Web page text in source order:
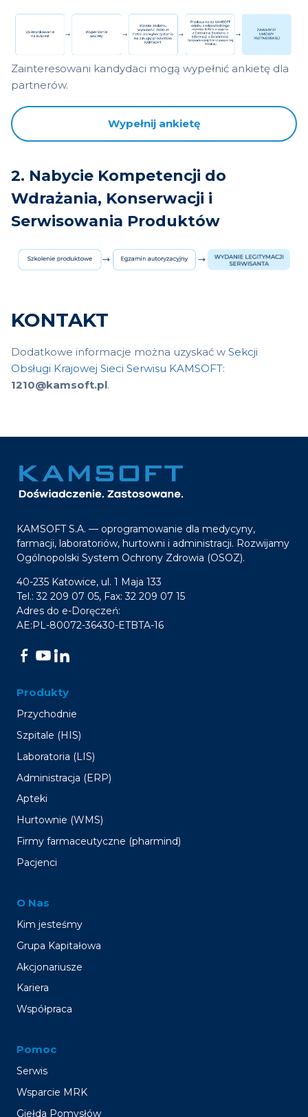
Zainteresowani kandydaci mogą wypełnić ankietę dla
partnerów.
Wypełnij ankietę
2. Nabycie Kompetencji do
Wdrażania, Konserwacji i
Serwisowania Produktów
KONTAKT
Dodatkowe informacje można uzyskać w Sekcji
Obsługi Krajowej Sieci Serwisu KAMSOFT:
1210@kamsoft.pl.
KAMSOFT S.A. — oprogramowanie dla medycyny,
farmacji, laboratoriów, hurtowni i administracji. Rozwijamy
Ogólnopolski System Ochrony Zdrowia (OSOZ).
40-235 Katowice, ul. 1 Maja 133
Tel.: 32 209 07 05, Fax: 32 209 07 15
Adres do e-Doręczeń:
AE:PL-80072-36430-ETBTA-16
Produkty
Przychodnie
Szpitale (HIS)
Laboratoria (LIS)
Administracja (ERP)
Apteki
Hurtownie (WMS)
Firmy farmaceutyczne (pharmind)
Pacjenci
O Nas
Kim jesteśmy
Grupa Kapitałowa
Akcjonariusze
Kariera
Współpraca
Pomoc
Serwis
Wsparcie MRK
Giełda Pomysłów